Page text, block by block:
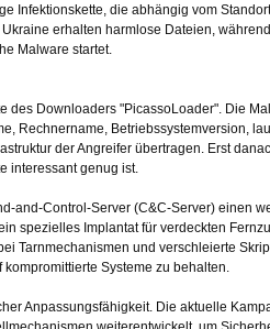
Infektionskette, die abhängig vom
erhalten harmlose Dateien,
Malware startet.
des Downloaders "PicassoLoader". Die
Rechnername, Betriebssystemversion,
der Angreifer übertragen. Erst
interessant genug ist.
and-Control-Server (C&C-Server) einen
spezielles Implantat für verdeckten
Tarnmechanismen und verschleierte
Systeme zu behalten.
Anpassungsfähigkeit. Die aktuelle